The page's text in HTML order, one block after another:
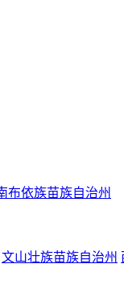
布依族苗族自治州
文山壮族苗族自治州